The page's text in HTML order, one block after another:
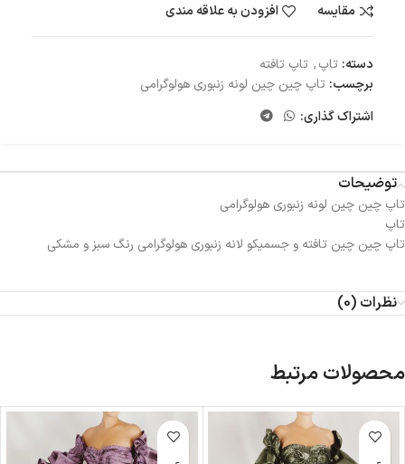
مقایسه
افزودن به علاقه مندی
دسته: تاپ, تاپ تافته
برچسب: تاپ چین چین لونه زنبوری هولوگرامی
اشتراک گذاری:
توضیحات
تاپ چین چین لونه زنبوری هولوگرامی
تاپ
تاپ چین چین تافته و جسمیکو لانه زنبوری هولوگرامی رنگ سبز و مشکی
نظرات (0)
محصولات مرتبط